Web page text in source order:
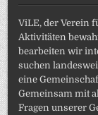
ViLE, der Verein
Aktivitäten
bearbeiten wir
suchen
eine
Gemeinsam mit
Fragen unserer